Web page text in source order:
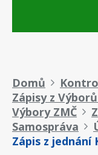
Drobečková
navigace
Domů
Zápisy z
Výbory ZMČ
Samospráva
Zápis z jednání